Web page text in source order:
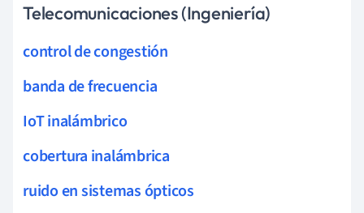
Telecomunicaciones (Ingeniería)
control de congestión
banda de frecuencia
IoT inalámbrico
cobertura inalámbrica
ruido en sistemas ópticos